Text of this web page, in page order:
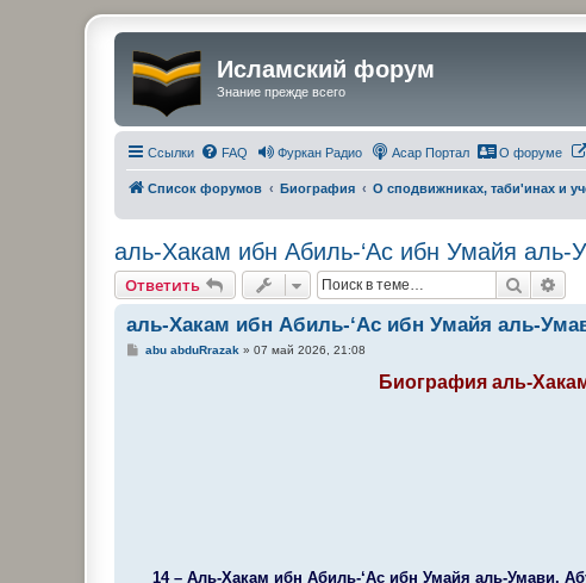
Исламский форум
Знание прежде всего
Ссылки FAQ Фуркан Радио Асар Портал О форуме
Список форумов Биография О сподвижниках, таби'инах и
аль-Хакам ибн Абиль-‘Ас ибн Умайя аль-
Ответить Поиск
аль-Хакам ибн Абиль-‘Ас ибн Умайя аль-
Сabu abduRrazak » 07 май 2026, 21:08
Биография аль-
14 – Аль-Хакам ибн Абиль-‘Ас ибн Умайя аль-Умави,